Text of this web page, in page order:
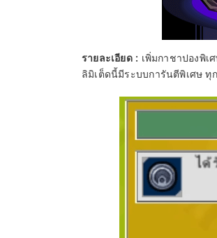
รายละเอียด : เพิ่มกาชาปองพิเ
ลิมิเต็ดนี้มีระบบการันตีพิเศษ ทุ